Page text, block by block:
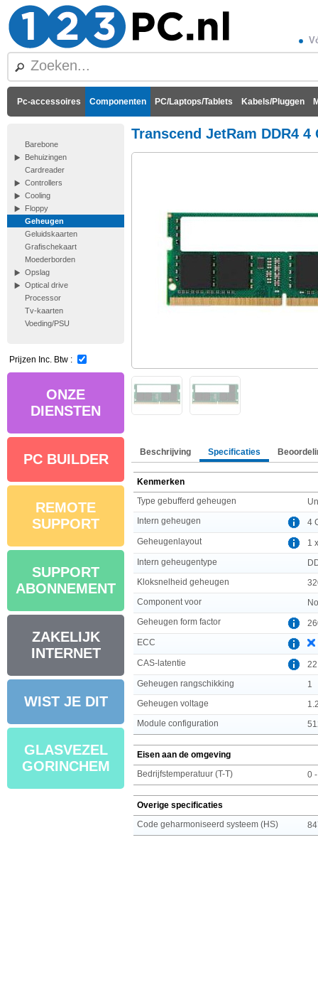
Pc-accessoires Componenten PC/Laptops/Tablets Kabels/Pluggen
Barebone
Behuizingen
Cardreader
Controllers
Cooling
Floppy
Geheugen
Geluidskaarten
Grafischekaart
Moederborden
Opslag
Optical drive
Processor
Tv-kaarten
Voeding/PSU
Prijzen Inc. Btw :
ONZE
DIENSTEN
PC BUILDER
REMOTE
SUPPORT
SUPPORT
ABONNEMENT
ZAKELIJK
INTERNET
WIST JE DIT
GLASVEZEL
GORINCHEM
Transcend JetRam DDR4
Beschrijving Specificaties
Kenmerken
Type gebufferd geheugen
Intern geheugen
4
Geheugenlayout
1
Intern geheugentype
Kloksnelheid geheugen
Component voor
Geheugen form factor
ECC
CAS-latentie
22
Geheugen rangschikking
1
Geheugen voltage
Module configuration
Eisen aan de omgeving
Bedrijfstemperatuur (T-T)
0
Overige specificaties
Code geharmoniseerd systeem (HS)